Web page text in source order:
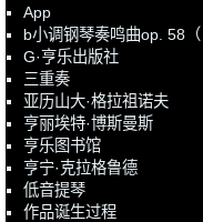
App
b小调钢琴奏鸣曲op. 58
G·亨乐出版社
三重奏
亚历山大·格拉祖诺夫
亨丽埃特·博斯曼斯
亨乐图书馆
亨宁·克拉格鲁德
低音提琴
作品诞生过程